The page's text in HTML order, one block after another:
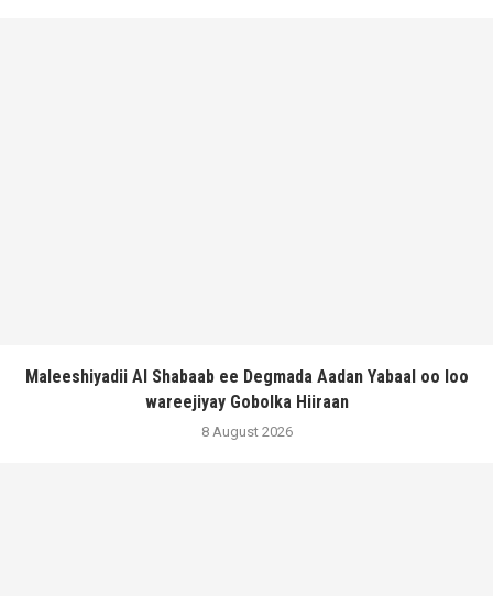
Maleeshiyadii Al Shabaab ee Degmada Aadan Yabaal oo loo
wareejiyay Gobolka Hiiraan
8 August 2026